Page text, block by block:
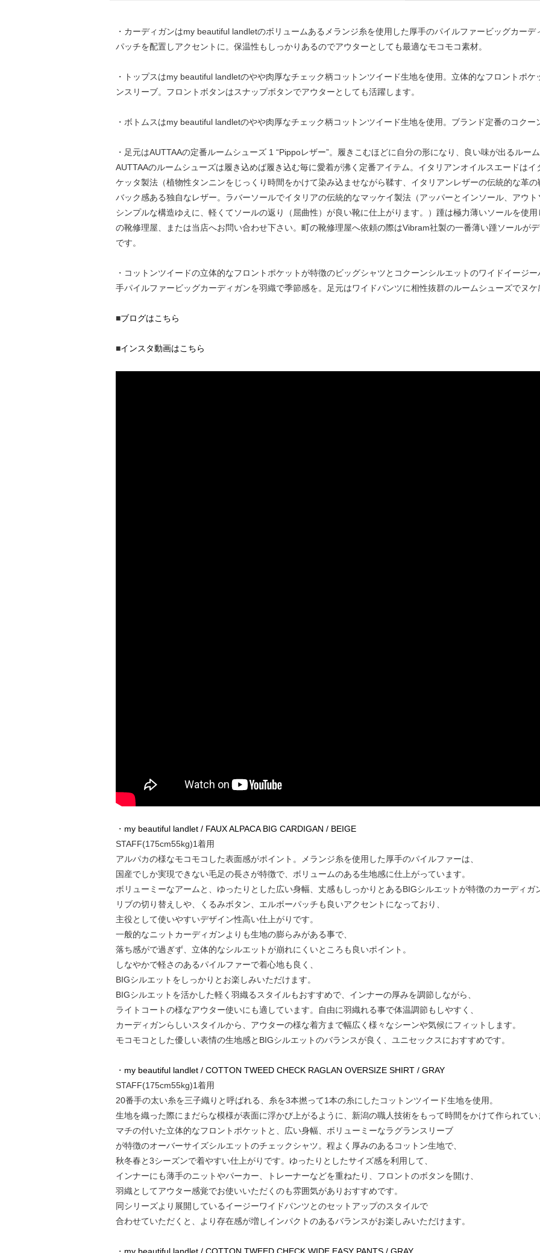
・カーディガンはmy beautiful landletのボリュームあるメランジ糸を使用した厚手のパイルファービッグカー
パッチを配置しアクセントに。保温性もしっかりあるのでアウターとしても最適なモコモコ素材。
・トップスはmy beautiful landletのやや肉厚なチェック柄コットンツイード生地を使用。立体的なフロントポ
ンスリーブ。フロントボタンはスナップボタンでアウターとしても活躍します。
・ボトムスはmy beautiful landletのやや肉厚なチェック柄コットンツイード生地を使用。ブランド定番のコク
・足元はAUTTAAの定番ルームシューズ 1 “Pippoレザー”。履きこむほどに自分の形になり、良い味が出るルー
AUTTAAのルームシューズは履き込めば履き込む毎に愛着が沸く定番アイテム。イタリアンオイルスエードは
ケッタ製法（植物性タンニンをじっくり時間をかけて染み込ませながら鞣す、イタリアンレザーの伝統的な革
バック感ある独自なレザー。ラバーソールでイタリアの伝統的なマッケイ製法（アッパーとインソール、アウ
シンプルな構造ゆえに、軽くてソールの返り（屈曲性）が良い靴に仕上がります。）踵は極力薄いソールを使
の靴修理屋、または当店へお問い合わせ下さい。町の靴修理屋へ依頼の際はVibram社製の一番薄い踵ソールが
です。
・コットンツイードの立体的なフロントポケットが特徴のビッグシャツとコクーンシルエットのワイドイージ
手パイルファービッグカーディガンを羽織で季節感を。足元はワイドパンツに相性抜群のルームシューズでヌケ
■ブログはこちら
■インスタ動画はこちら
・ my beautiful landlet / FAUX ALPACA BIG CARDIGAN / BEIGE
STAFF(175cm55kg)1着用
アルパカの様なモコモコした表面感がポイント。メランジ糸を使用した厚手のパイルファーは、
国産でしか実現できない毛足の長さが特徴で、ボリュームのある生地感に仕上がっています。
ボリューミーなアームと、ゆったりとした広い身幅、丈感もしっかりとあるBIGシルエットが特徴のカーディガ
リブの切り替えしや、くるみボタン、エルボーパッチも良いアクセントになっており、
主役として使いやすいデザイン性高い仕上がりです。
一般的なニットカーディガンよりも生地の膨らみがある事で、
落ち感がで過ぎず、立体的なシルエットが崩れにくいところも良いポイント。
しなやかで軽さのあるパイルファーで着心地も良く、
BIGシルエットをしっかりとお楽しみいただけます。
BIGシルエットを活かした軽く羽織るスタイルもおすすめで、インナーの厚みを調節しながら、
ライトコートの様なアウター使いにも適しています。自由に羽織れる事で体温調節もしやすく、
カーディガンらしいスタイルから、アウターの様な着方まで幅広く様々なシーンや気候にフィットします。
モコモコとした優しい表情の生地感とBIGシルエットのバランスが良く、ユニセックスにおすすめです。
・ my beautiful landlet / COTTON TWEED CHECK RAGLAN OVERSIZE SHIRT / GRAY
STAFF(175cm55kg)1着用
20番手の太い糸を三子織りと呼ばれる、糸を3本撚って1本の糸にしたコットンツイード生地を使用。
生地を織った際にまだらな模様が表面に浮かび上がるように、新潟の職人技術をもって時間をかけて作られてい
マチの付いた立体的なフロントポケットと、広い身幅、ボリューミーなラグランスリーブ
が特徴のオーバーサイズシルエットのチェックシャツ。程よく厚みのあるコットン生地で、
秋冬春と3シーズンで着やすい仕上がりです。ゆったりとしたサイズ感を利用して、
インナーにも薄手のニットやパーカー、トレーナーなどを重ねたり、フロントのボタンを開け、
羽織としてアウター感覚でお使いいただくのも雰囲気がありおすすめです。
同シリーズより展開しているイージーワイドパンツとのセットアップのスタイルで
合わせていただくと、より存在感が増しインパクトのあるバランスがお楽しみいただけます。